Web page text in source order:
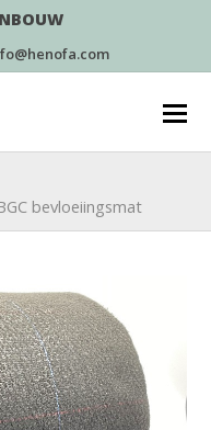
bevloeiingsmat